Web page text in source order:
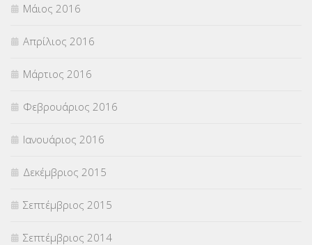
Μάιος 2016
Απρίλιος 2016
Μάρτιος 2016
Φεβρουάριος 2016
Ιανουάριος 2016
Δεκέμβριος 2015
Σεπτέμβριος 2015
Σεπτέμβριος 2014